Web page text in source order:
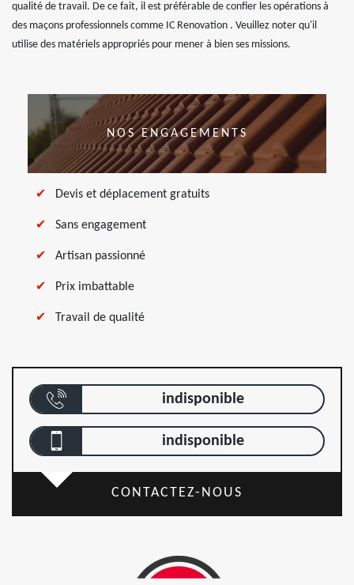
qualité de travail. De ce fait, il est préférable de confier les opérations à
des maçons professionnels comme IC Renovation . Veuillez noter qu'il
utilise des matériels appropriés pour mener à bien ses missions.
NOS ENGAGEMENTS
Devis et déplacement gratuits
Sans engagement
Artisan passionné
Prix imbattable
Travail de qualité
indisponible
indisponible
CONTACTEZ-NOUS